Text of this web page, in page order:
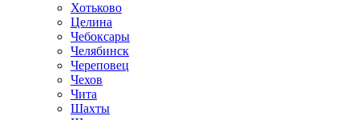
Хотьково
Целина
Чебоксары
Челябинск
Череповец
Чехов
Чита
Шахты